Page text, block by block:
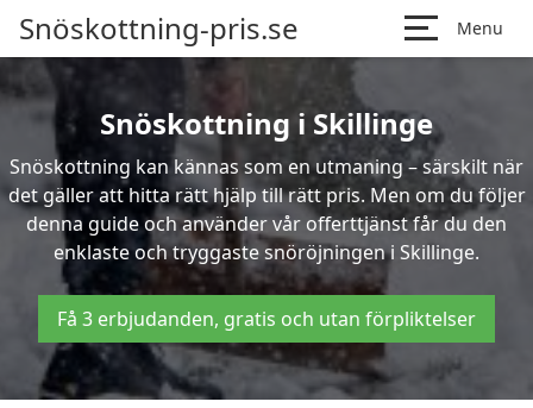
Snöskottning-pris.se Menu
Snöskottning i Skillinge
Snöskottning kan kännas som en utmaning – särskilt när
det gäller att hitta rätt hjälp till rätt pris. Men om du följer
denna guide och använder vår offerttjänst får du den
enklaste och tryggaste snöröjningen i Skillinge.
Få 3 erbjudanden, gratis och utan förpliktelser